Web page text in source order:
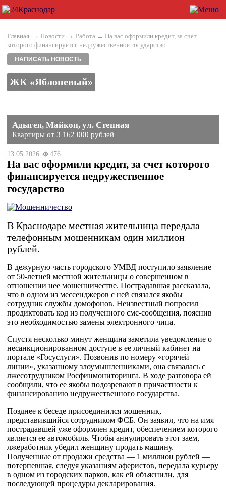
Главная → Новости → Работа → На вас оформили кредит, за счет
которого финансируется недружественное государство
НАПИСАТЬ НОВОСТЬ
ЖК «Яблоневый»
Адыгея, Майкоп, ул. Степная
Квартиры от 3 162 000 рублей
13.05.2026 476
На вас оформили кредит, за счет которого
финансируется недружественное
государство
В Краснодаре местная жительница передала
телефонным мошенникам один миллион
рублей.
В дежурную часть городского УМВД поступило заявление
от 50-летней местной жительницы о совершенном в
отношении нее мошенничестве. Пострадавшая рассказала,
что в одном из мессенджеров с ней связался якобы
сотрудник службы домофонов. Неизвестный попросил
продиктовать код из полученного смс-сообщения, пояснив
это необходимостью замены электронного чипа.
Спустя несколько минут женщина заметила уведомление о
несанкционированном доступе в ее личный кабинет на
портале «Госуслуги». Позвонив по номеру «горячей
линии», указанному злоумышленниками, она связалась с
лжесотрудником Росфинмониторинга. В ходе разговора ей
сообщили, что ее якобы подозревают в причастности к
финансированию недружественного государства.
Позднее к беседе присоединился мошенник,
представившийся сотрудником ФСБ. Он заявил, что на имя
пострадавшей уже оформлен кредит, обеспечением которого
является ее автомобиль. Чтобы аннулировать этот заем,
лжеработник убедил женщину продать машину.
Полученные от продажи средства — 1 миллион рублей —
потерпевшая, следуя указаниям аферистов, передала курьеру
в одном из городских парков, как ей объяснили, для
последующей процедуры декларирования.